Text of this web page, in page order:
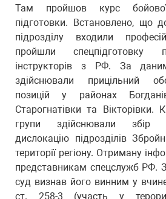
Там пройшов курс
підготовки. Встановлено, що
підрозділу входили
пройшли спецпідготовку
інструкторів з РФ. За
здійснювали прицільний
позицій у районах
Старогнатівки та Вікторівки.
групи здійснювали збір
дислокацію підрозділів
території регіону. Отриману
представникам спецслужб РФ.
суд визнав його винним у
ст. 258-3 (участь у